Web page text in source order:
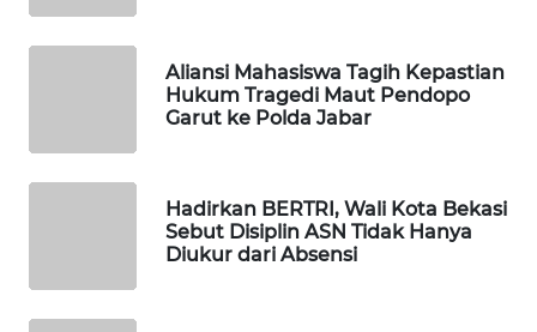
Aliansi Mahasiswa Tagih Kepastian
Hukum Tragedi Maut Pendopo
Garut ke Polda Jabar
Hadirkan BERTRI, Wali Kota Bekasi
Sebut Disiplin ASN Tidak Hanya
Diukur dari Absensi
METRO
SIANTAR
MEDAN
NEWS